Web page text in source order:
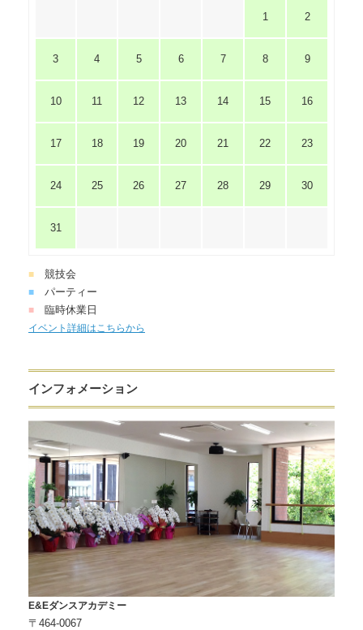
1 2
3 4 5 6 7 8 9
10 11 12 13 14 15 16
17 18 19 20 21 22 23
24 25 26 27 28 29 30
31
■ 競技会
■ パーティー
■ 臨時休業日
イベント詳細はこちらから
インフォメーション
E&Eダンスアカデミー
〒464-0067